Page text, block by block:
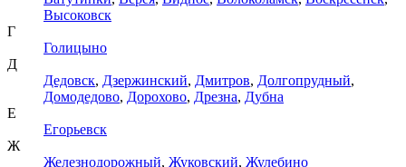
Высоковск
Г
Голицыно
Д
Дедовск, Дзержинский, Дмитров, Долгопрудный,
Домодедово, Дорохово, Дрезна, Дубна
Е
Егорьевск
Ж
Железнодорожный, Жуковский, Жулебино